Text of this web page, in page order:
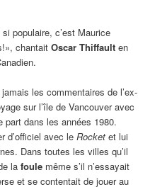
populaire, c’est Maurice
chantaitOscar Thiffault en
les commentaires de l’ex-
sur l’île de Vancouver avec
part dans les années 1980.
d’officiel avec leRocket et lui
Dans toutes les villes qu’il
lafoule même s’il n’essayait
et se contentait de jouer au